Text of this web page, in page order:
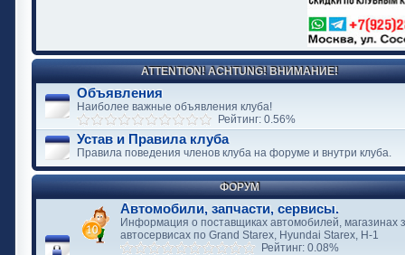
ATTENTION! ACHTUNG! ВНИМАНИЕ!
Объявления
Наиболее важные объявления клуба!
Рейтинг: 0.56%
Устав и Правила клуба
Правила поведения членов клуба на форуме и внутри клуба.
ФОРУМ
Автомобили, запчасти, сервисы.
Информация о поставщиках автомобилей, магазинах
автосервисах по Grand Starex, Hyundai Starex, H-1
Рейтинг: 0.08%